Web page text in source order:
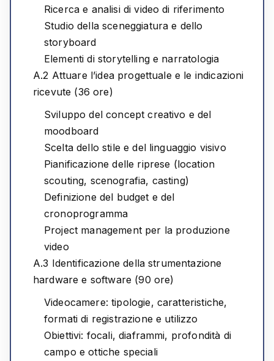
Ricerca e analisi di video di riferimento
Studio della sceneggiatura e dello
storyboard
Elementi di storytelling e narratologia
A.2 Attuare l’idea progettuale e le indicazioni
ricevute (36 ore)
Sviluppo del concept creativo e del
moodboard
Scelta dello stile e del linguaggio visivo
Pianificazione delle riprese (location
scouting, scenografia, casting)
Definizione del budget e del
cronoprogramma
Project management per la produzione
video
A.3 Identificazione della strumentazione
hardware e software (90 ore)
Videocamere: tipologie, caratteristiche,
formati di registrazione e utilizzo
Obiettivi: focali, diaframmi, profondità di
campo e ottiche speciali